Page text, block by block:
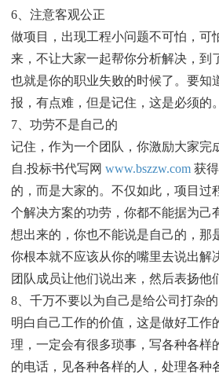
6、注意客观公正
做项目，出现工程小问题不可怕，可
来，不让大家一起帮你分析解决，到
也就是你的职业失败的时候了。要知
报，有点难，但是记住，这是必须的。
7、功劳不是自己的
记住，作为一个团队，你激励大家完
自.投标书代写网www.bszzw.com 获
的，而是大家的。不仅如此，项目过
个解决方案的功劳，你都不能据为己
想出来的，你也不能说是自己的，那
你根本就不应该从你的嘴里去说出解
团队成员让他们说出来，然后表扬他
8、千万不要以为自己是给公司打杂的
明白自己工作的价值，这是做好工作
理，一定会有很多琐事，写各种各样
的电话，见各种各样的人，处理各种